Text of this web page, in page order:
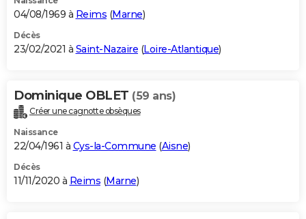
04/08/1969 à Reims (Marne)
Décès
23/02/2021 à Saint-Nazaire (Loire-Atlantique)
Dominique OBLET (59 ans)
Créer une cagnotte obsèques
Naissance
22/04/1961 à Cys-la-Commune (Aisne)
Décès
11/11/2020 à Reims (Marne)